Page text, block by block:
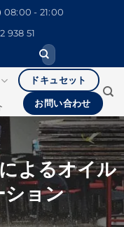
08:00 - 21:00
938 51
検
索
て
く
だ
さ
い。
ドキュセット
お問い合わせ
よるオイル
ション